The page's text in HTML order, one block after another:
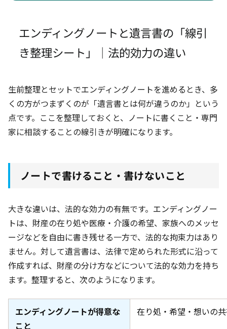
エンディングノートと遺言書の「線引
き整理シート」｜法的効力の違い
生前整理とセットでエンディングノートを進めるとき、多
くの方がつまずくのが「遺言書とは何が違うのか」という
点です。ここを整理しておくと、ノートに書くこと・専門
家に相談することの線引きが明確になります。
ノートで書けること・書けないこと
大きな違いは、法的な効力の有無です。エンディングノー
トは、財産の在り処や医療・介護の希望、家族へのメッセ
ージなどを自由に書き残せる一方で、法的な拘束力はあり
ません。対して遺言書は、法律で定められた形式に沿って
作成すれば、財産の分け方などについて法的な効力を持ち
ます。整理すると、次のようになります。
エンディングノートが得意な
こと
在り処・希望・想いの